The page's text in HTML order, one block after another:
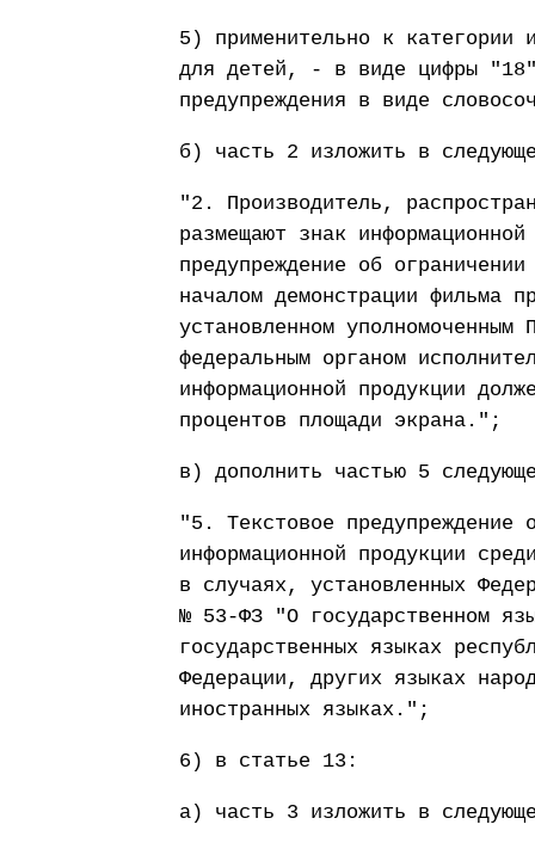
5) применительно к категории
для детей, - в виде цифры
предупреждения в виде
б) часть 2 изложить в
"2. Производитель,
размещают знак
предупреждение об
началом демонстрации фильма
установленном уполномоченным
федеральным органом
информационной продукции
процентов площади экрана.";
в) дополнить частью 5
"5. Текстовое предупреждение
информационной продукции
в случаях, установленных
№ 53-ФЗ "О государственном
государственных языках
Федерации, других языках
иностранных языках.";
6) в статье 13:
а) часть 3 изложить в